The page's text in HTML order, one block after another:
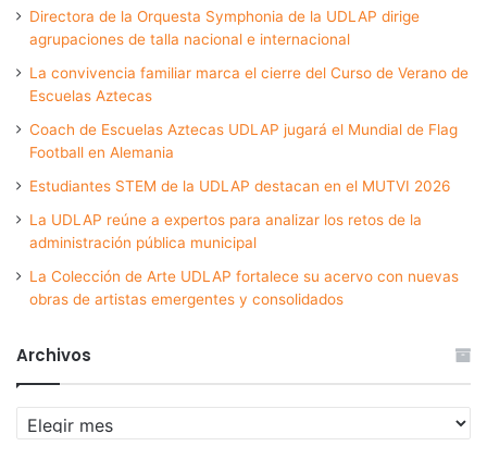
Directora de la Orquesta Symphonia de la UDLAP dirige
agrupaciones de talla nacional e internacional
La convivencia familiar marca el cierre del Curso de Verano de
Escuelas Aztecas
Coach de Escuelas Aztecas UDLAP jugará el Mundial de Flag
Football en Alemania
Estudiantes STEM de la UDLAP destacan en el MUTVI 2026
La UDLAP reúne a expertos para analizar los retos de la
administración pública municipal
La Colección de Arte UDLAP fortalece su acervo con nuevas
obras de artistas emergentes y consolidados
Archivos
Archivos